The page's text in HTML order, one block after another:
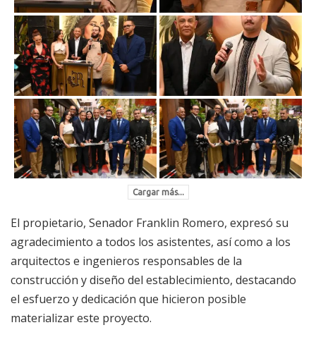
Cargar más...
El propietario, Senador Franklin Romero, expresó su
agradecimiento a todos los asistentes, así como a los
arquitectos e ingenieros responsables de la
construcción y diseño del establecimiento, destacando
el esfuerzo y dedicación que hicieron posible
materializar este proyecto.